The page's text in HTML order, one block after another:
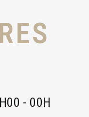
- 00H